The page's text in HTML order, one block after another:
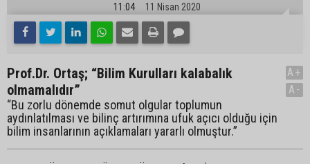
11:04 11 Nisan 2020
Prof.Dr. Ortaş; “Bilim Kurulları kalabalık
olmamalıdır”
“Bu zorlu dönemde somut olgular toplumun
aydınlatılması ve bilinç artırımına ufuk açıcı olduğu için
bilim insanlarının açıklamaları yararlı olmuştur.”
A+
A-